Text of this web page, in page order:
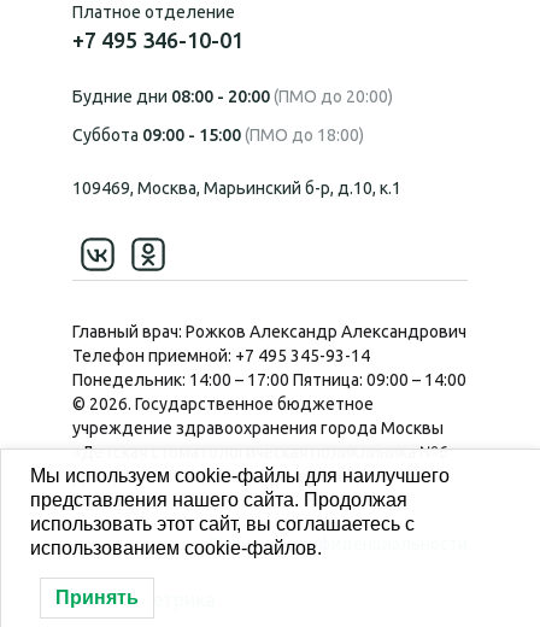
Платное отделение
+7 495 346-10-01
Будние дни 08:00 - 20:00(ПМО до 20:00)
Суббота 09:00 - 15:00(ПМО до 18:00)
109469, Москва, Марьинский б-р, д.10, к.1
Главный врач: Рожков Александр Александрович
Телефон приемной: +7 495 345-93-14
Понедельник: 14:00 – 17:00 Пятница: 09:00 – 14:00
© 2026. Государственное бюджетное
учреждение здравоохранения города Москвы
«Детская стоматологическая поликлиника №6
Департамента здравоохранения города
Москвы».
Политика конфиденциальности
Мы используем cookie-файлы для наилучшего
представления нашего сайта. Продолжая
использовать этот сайт, вы соглашаетесь с
использованием cookie-файлов.
Принять